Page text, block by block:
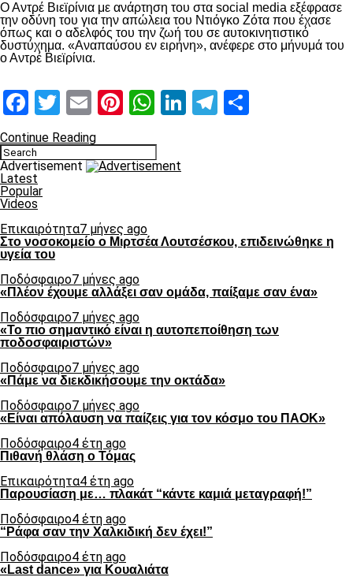
Ο Αντρέ Βιεϊρίνια με ανάρτηση του στα social media εξέφρασε
την οδύνη του για την απώλεια του Ντιόγκο Ζότα που έχασε
όπως και ο αδελφός του την ζωή του σε αυτοκινητιστικό
δυστύχημα. «Αναπαύσου εν ειρήνη», ανέφερε στο μήνυμά του
ο Αντρέ Βιεϊρίνια.
Facebook
Twitter
EmailPinterest
WhatsApp
LinkedIn
Telegram
Continue Reading
Advertisement
Latest
Popular
Videos
Επικαιρότητα7 μήνες ago
Στο νοσοκομείο ο Μιρτσέα Λουτσέσκου, επιδεινώθηκε η
υγεία του
Ποδόσφαιρο7 μήνες ago
«Πλέον έχουμε αλλάξει σαν ομάδα, παίξαμε σαν ένα»
Ποδόσφαιρο7 μήνες ago
«Το πιο σημαντικό είναι η αυτοπεποίθηση των
ποδοσφαιριστών»
Ποδόσφαιρο7 μήνες ago
«Πάμε να διεκδικήσουμε την οκτάδα»
Ποδόσφαιρο7 μήνες ago
«Είναι απόλαυση να παίζεις για τον κόσμο του ΠΑΟΚ»
Ποδόσφαιρο4 έτη ago
Πιθανή θλάση ο Τόμας
Επικαιρότητα4 έτη ago
Παρουσίαση με… πλακάτ “κάντε καμιά μεταγραφή!”
Ποδόσφαιρο4 έτη ago
“Ράφα σαν την Χαλκιδική δεν έχει!”
Ποδόσφαιρο4 έτη ago
«Last dance» για Κουαλιάτα